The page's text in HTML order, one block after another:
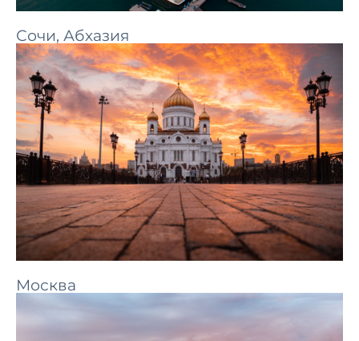
Сочи, Абхазия
Москва